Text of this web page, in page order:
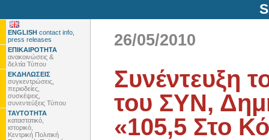
ENGLISH contact info,
press releases
ΕΠΙΚΑΙΡΟΤΗΤΑ
ανακοινώσεις &
δελτία Τύπου
ΕΚΔΗΛΩΣΕΙΣ
συγκεντρώσεις,
περιοδείες,
συσκέψεις,
συνεντεύξεις Τύπου
ΤΑΥΤΟΤΗΤΑ
καταστατικό,
ιστορικό,
Κεντρική Πολιτική
26/05/2010
Συνέντευξη
του ΣΥΝ,
«105,5 Στο